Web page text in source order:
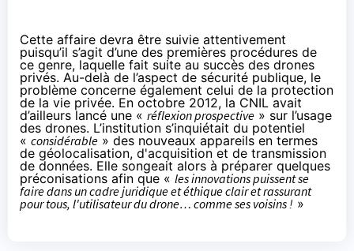
Cette affaire devra être suivie attentivement
puisqu’il s’agit d’une des premières procédures de
ce genre, laquelle fait suite au succès des drones
privés. Au-delà de l’aspect de sécurité publique, le
problème concerne également celui de la protection
de la vie privée. En octobre 2012, la CNIL avait
d’ailleurs lancé une « réflexion prospective » sur l’usage
des drones. L’institution s’inquiétait du potentiel
« considérable » des nouveaux appareils en termes
de géolocalisation, d'acquisition et de transmission
de données. Elle songeait alors à préparer quelques
préconisations afin que « les innovations puissent se
faire dans un cadre juridique et éthique clair et rassurant
pour tous, l'utilisateur du drone… comme ses voisins ! »